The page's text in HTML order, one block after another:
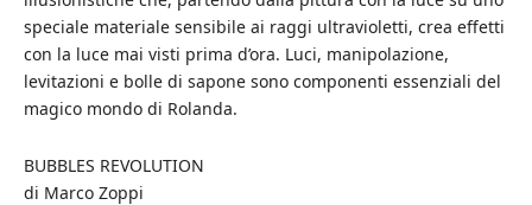
speciale materiale sensibile ai raggi ultravioletti, crea effetti
con la luce mai visti prima d’ora. Luci, manipolazione,
levitazioni e bolle di sapone sono componenti essenziali del
magico mondo di Rolanda.
BUBBLES REVOLUTION
di Marco Zoppi